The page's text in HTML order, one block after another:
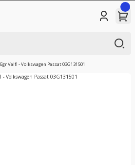
Egr ValfI - Volkswagen Passat 03G131501